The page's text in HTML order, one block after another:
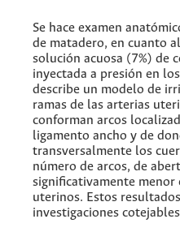
Se hace examen
de matadero, en cuanto
solución acuosa (7%) de
inyectada a presión en
describe un modelo de
ramas de las arterias
conforman arcos
ligamento ancho y de
transversalmente los
número de arcos, de
significativamente
uterinos. Estos
investigaciones